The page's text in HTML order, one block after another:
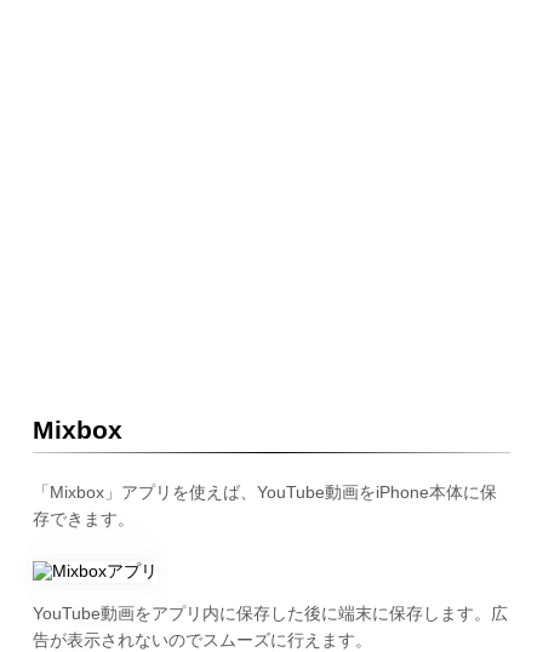
Mixbox
「Mixbox」アプリを使えば、YouTube動画をiPhone本体に保
存できます。
YouTube動画をアプリ内に保存した後に端末に保存します。広
告が表示されないのでスムーズに行えます。